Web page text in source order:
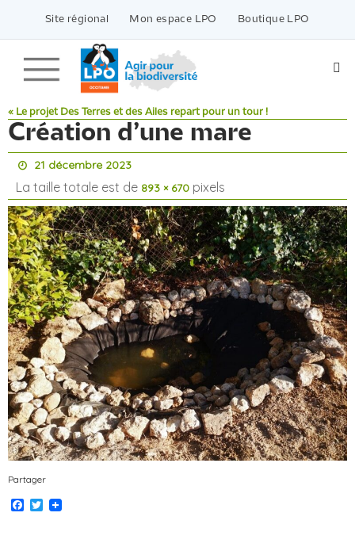
contenu
Site régional Mon espace LPO Boutique LPO
« Le projet Des Terres et des Ailes repart pour un tour !
Création d’une mare
21 décembre 2023
La taille totale est de 893 × 670 pixels
Partager
Facebook
Twitter